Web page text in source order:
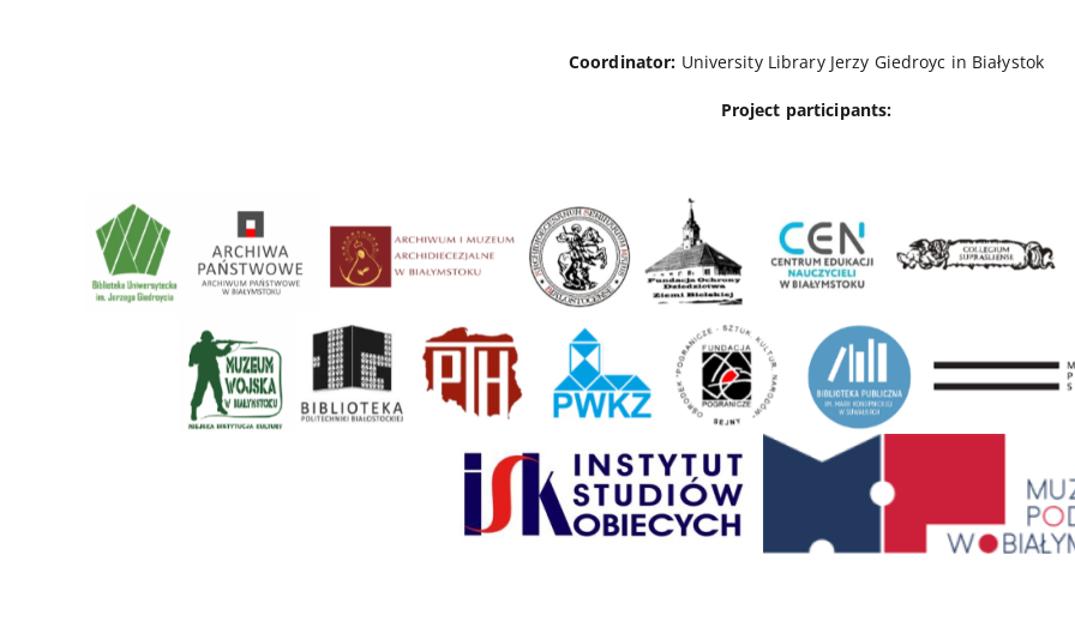
Coordinator: University Library Jerzy Giedroyc in Białystok
Project participants: